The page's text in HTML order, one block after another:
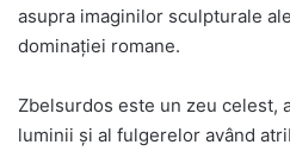
asupra imaginilor sculpturale
dominației romane.
Zbelsurdos este un zeu celest,
luminii și al fulgerelor având